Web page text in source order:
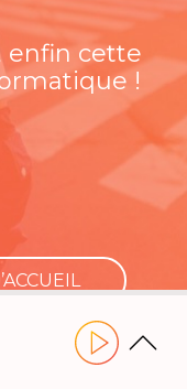
enfin cette
!